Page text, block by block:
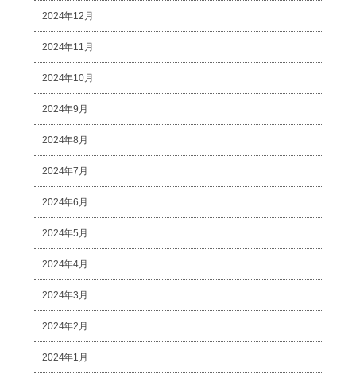
2024年12月
2024年11月
2024年10月
2024年9月
2024年8月
2024年7月
2024年6月
2024年5月
2024年4月
2024年3月
2024年2月
2024年1月